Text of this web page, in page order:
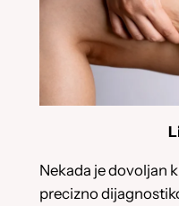
Nekada je dovoljan
precizno